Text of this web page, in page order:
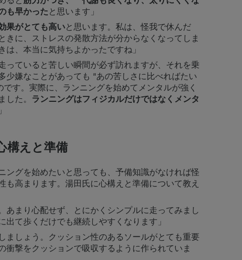
も早かった と思います」
果がとても高いと思います。私は、怪我で休んだ
きに、ストレスの発散方法が分からなくなってしま
、本当に気持ちよかったですね」
っていると苦しい瞬間が必ず訪れますが、それを乗
少嫌なことがあっても “あの苦しさに比べればたい
す。実際に、ランニングを始めてメンタルが強く
した。
ランニングはフィジカルだけではなくメンタ
構えと準備
ングを始めたいと思っても、予備知識がなければ怪
も高まります。湯田氏に心構えと準備について教え
あまり心配せず、とにかくシンプルに走ってみまし
出て歩くだけでも継続しやすくなります」
しましょう。クッション性のあるソールがとても重要
衝撃をクッションで吸収するように作られていま